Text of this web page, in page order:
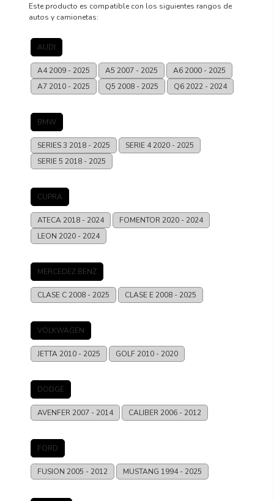
Este producto es compatible con los siguientes rangos de
autos y camionetas:
AUDI
A42009 - 2025 A5 2007 - 2025 A6 2000 - 2025
A7 2010 - 2025 Q5 2008 - 2025 Q6 2022 - 2024
BMW
SERIES 3 2018 - 2025 SERIE 42020 - 2025
SERIE 5 2018 - 2025
CUPRA
ATECA 2018 - 2024 FOMENTOR 2020 - 2024
LEON 2020 - 2024
MERCEDEZ BENZ
CLASE C 2008 - 2025 CLASE E 2008 - 2025
VOLKWAGEN
JETTA 2010 - 2025 GOLF 2010 - 2020
DODGE
AVENFER 2007 - 2014 CALIBER 2006 - 2012
FORD
FUSION 2005 - 2012 MUSTANG 1994 - 2025